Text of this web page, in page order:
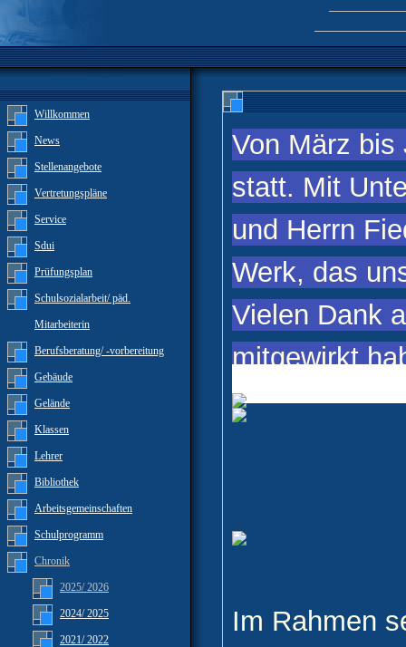
Willkommen
News
Stellenangebote
Vertretungspläne
Service
Sdui
Prüfungsplan
Schulsozialarbeit/ päd.
Mitarbeiterin
Berufsberatung/ -vorbereitung
Gebäude
Gelände
Klassen
Lehrer
Bibliothek
Arbeitsgemeinschaften
Schulprogramm
Chronik
2025/ 2026
2024/ 2025
2021/ 2022
Von März bis
statt. Mit
und Herrn
Werk, das
Vielen Dank
mitgewirkt
Im Rahmen